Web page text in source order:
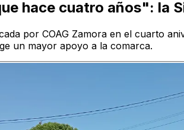
hace cuatro años": la
por COAG Zamora en el cuarto
un mayor apoyo a la comarca.